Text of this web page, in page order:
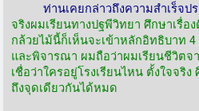
ท่านเคยกล่าวถึงความสำเร็จปร
จริงผมเรียนทางปฐพีวิทยา ศึกษาเรื่อ
กล้วยไม้นี้ก็เห็นจะเข้าหลักอิทธิบาท 4
และพิจารณา ผมถือว่าผมเรียนชีวิตจ
เชื่อว่าใครอยู่โรงเรียนไหน ตั้งใจจริ
ถึงจุดเดียวกันได้หมด